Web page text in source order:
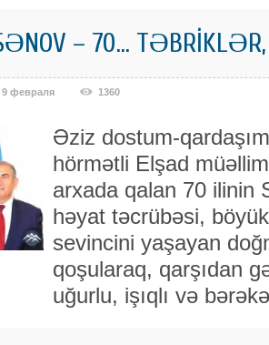
– 70… TƏBRİKLƏR,
9 февраля 1360
Əziz dostum-
hörmətli Elşad
arxada qalan 70 ilinin
həyat təcrübəsi,
sevincini yaşayan
qoşularaq, qarşıdan
uğurlu, işıqlı və